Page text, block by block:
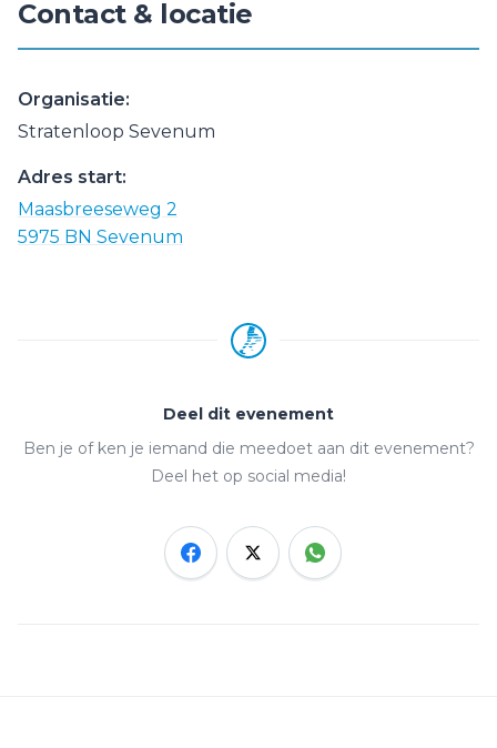
Contact & locatie
Organisatie:
Stratenloop Sevenum
Adres start:
Maasbreeseweg 2
5975 BN Sevenum
Deel dit evenement
Ben je of ken je iemand die meedoet aan dit evenement?
Deel het op social media!